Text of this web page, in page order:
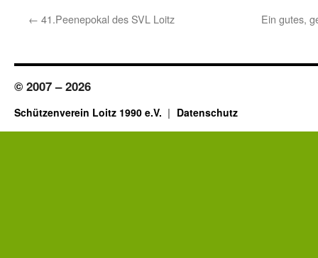
← 41.Peenepokal des SVL Loitz Ein gutes,
© 2007 – 2026
Schützenverein Loitz 1990 e.V. Datenschutz